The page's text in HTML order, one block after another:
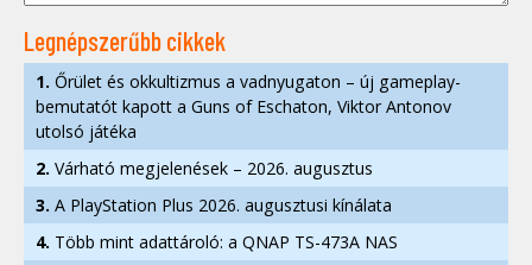
Legnépszerűbb cikkek
1. Őrület és okkultizmus a vadnyugaton – új gameplay-
bemutatót kapott a Guns of Eschaton, Viktor Antonov
utolsó játéka
2. Várható megjelenések – 2026. augusztus
3. A PlayStation Plus 2026. augusztusi kínálata
4. Több mint adattároló: a QNAP TS-473A NAS